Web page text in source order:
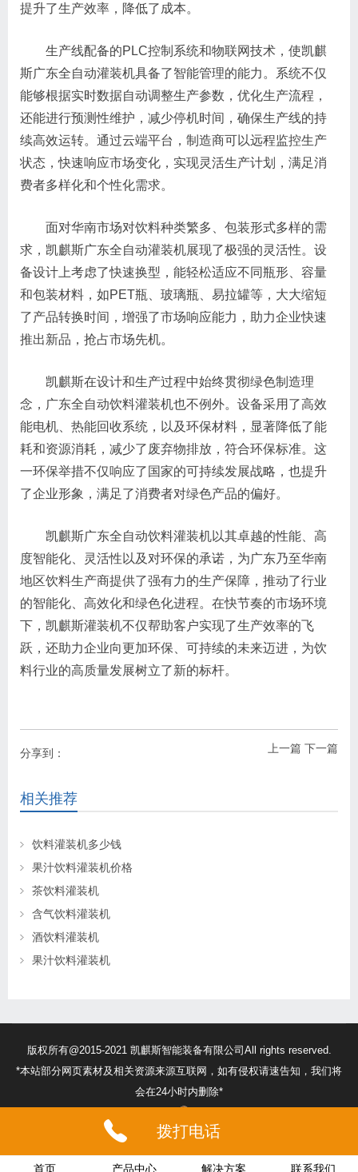
提升了生产效率，降低了成本。
生产线配备的PLC控制系统和物联网技术，使凯麒
斯广东全自动灌装机具备了智能管理的能力。系统不仅
能够根据实时数据自动调整生产参数，优化生产流程，
还能进行预测性维护，减少停机时间，确保生产线的持
续高效运转。通过云端平台，制造商可以远程监控生产
状态，快速响应市场变化，实现灵活生产计划，满足消
费者多样化和个性化需求。
面对华南市场对饮料种类繁多、包装形式多样的需
求，凯麒斯广东全自动灌装机展现了极强的灵活性。设
备设计上考虑了快速换型，能轻松适应不同瓶形、容量
和包装材料，如PET瓶、玻璃瓶、易拉罐等，大大缩短
了产品转换时间，增强了市场响应能力，助力企业快速
推出新品，抢占市场先机。
凯麒斯在设计和生产过程中始终贯彻绿色制造理
念，广东全自动饮料灌装机也不例外。设备采用了高效
能电机、热能回收系统，以及环保材料，显著降低了能
耗和资源消耗，减少了废弃物排放，符合环保标准。这
一环保举措不仅响应了国家的可持续发展战略，也提升
了企业形象，满足了消费者对绿色产品的偏好。
凯麒斯广东全自动饮料灌装机以其卓越的性能、高
度智能化、灵活性以及对环保的承诺，为广东乃至华南
地区饮料生产商提供了强有力的生产保障，推动了行业
的智能化、高效化和绿色化进程。在快节奏的市场环境
下，凯麒斯灌装机不仅帮助客户实现了生产效率的飞
跃，还助力企业向更加环保、可持续的未来迈进，为饮
料行业的高质量发展树立了新的标杆。
上一篇 下一篇
分享到：
相关推荐
饮料灌装机多少钱
果汁饮料灌装机价格
茶饮料灌装机
含气饮料灌装机
酒饮料灌装机
果汁饮料灌装机
版权所有@2015-2021 凯麒斯智能装备有限公司All rights reserved.
*本站部分网页素材及相关资源来源互联网，如有侵权请速告知，我们将
会在24小时内删除*
首页 产品中心 解决方案 联系我们
拨打电话